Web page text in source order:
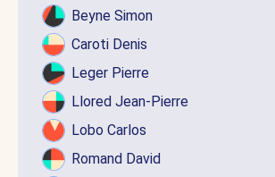
Beyne Simon
Caroti Denis
Leger Pierre
Llored Jean-Pierre
Lobo Carlos
Romand David